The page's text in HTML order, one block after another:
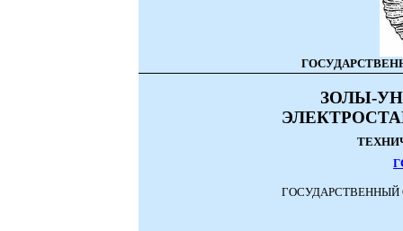
ЗОЛЫ-
ГОСУДАРСТВЕННЫЙ